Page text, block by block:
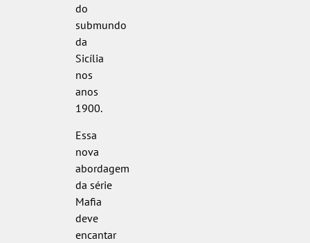
do
submundo
da
Sicília
nos
anos
1900.
Essa
nova
abordagem
da série
Mafia
deve
encantar